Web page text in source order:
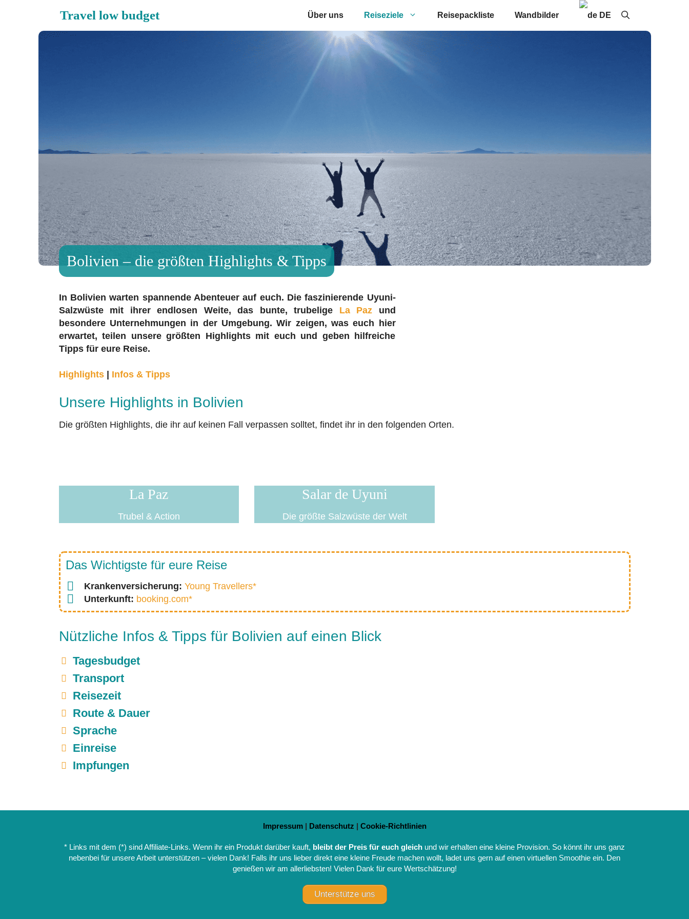
Travel low budget Über uns Reiseziele Reisepackliste Wandbilder DE
Bolivien – die größten Highlights & Tipps
In Bolivien warten spannende Abenteuer auf euch. Die faszinierende Uyuni-
Salzwüste mit ihrer endlosen Weite, das bunte, trubelige La Paz und
besondere Unternehmungen in der Umgebung. Wir zeigen, was euch hier
erwartet, teilen unsere größten Highlights mit euch und geben hilfreiche
Tipps für eure Reise.
Highlights| Infos & Tipps
Unsere Highlights in Bolivien
Die größten Highlights, die ihr auf keinen Fall verpassen solltet, findet ihr in den folgenden Orten.
La Paz
Trubel & Action
Salar de Uyuni
Die größte Salzwüste der Welt
Das Wichtigste für eure Reise
Krankenversicherung: Young Travellers*
Unterkunft: booking.com*
Nützliche Infos & Tipps für Bolivien auf einen Blick
Tagesbudget
Transport
Reisezeit
Route & Dauer
(zwischen La Paz und Uyuni gelegen)
Sprache
Einreise
Impfungen
Impressum| Datenschutz | Cookie-Richtlinien
* Links mit dem (*) sind Affiliate-Links. Wenn ihr ein Produkt darüber kauft, bleibt der Preis für euch gleich und wir erhalten eine kleine Provision. So könnt ihr uns ganz
nebenbei für unsere Arbeit unterstützen – vielen Dank! Falls ihr uns lieber direkt eine kleine Freude machen wollt, ladet uns gern auf einen virtuellen Smoothie ein. Den
genießen wir am allerliebsten! Vielen Dank für eure Wertschätzung!
Unterstütze uns